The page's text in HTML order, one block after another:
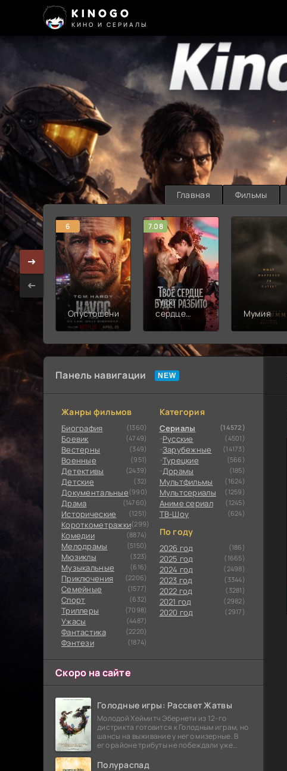
KINOGO
КИНО И СЕРИАЛЫ
Главная Фильмы
6
Опустошение
7.08
Твоё
сердце
Мумия
Панель навигации
Жанры фильмов
Биография (1360)
Боевик (4749)
Вестерны (349)
Военные (951)
Детективы (2439)
Детские (32)
Документальные(990)
Драма (14760)
Исторические (1251)
Короткометражки(299)
Комедии (8874)
Мелодрамы (5150)
Мюзиклы (323)
Музыкальные (616)
Приключения (2206)
Семейные (1577)
Cпорт (632)
Триллеры (7098)
Ужасы (4487)
Фантастика (2220)
Фэнтези (1874)
Категория
Сериалы (14572)
Русские (4501)
Зарубежные (14173)
Турецкие (566)
Дорамы (185)
Мультфильмы (1624)
Мультсериалы (1259)
Аниме сериал (1245)
ТВ-Шоу (624)
По году
2026 год (186)
2025 год (1665)
2024 год (2498)
2023 год (3344)
2022 год (3281)
2021 год (2982)
2020 год (2917)
Скоро на сайте
Голодные игры: Рассвет Жатвы
Молодой Хеймитч Эбернети из 12-го
дистрикта готовится к Голодным играм, но
шансы на выживание у него мизерные. В
его районе трибуты не побеждали уже
безнадежности.
Полураспад